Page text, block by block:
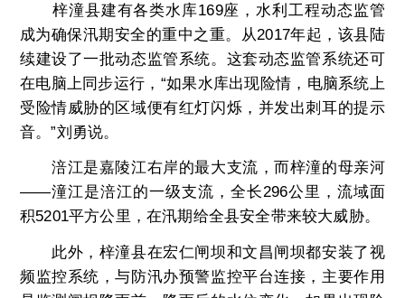
梓潼县建有各类水库169座，水利工程动态监管
成为确保汛期安全的重中之重。从2017年起，该县陆
续建设了一批动态监管系统。这套动态监管系统还可
在电脑上同步运行，“如果水库出现险情，电脑系统上
受险情威胁的区域便有红灯闪烁，并发出刺耳的提示
音。”刘勇说。
涪江是嘉陵江右岸的最大支流，而梓潼的母亲河
——潼江是涪江的一级支流，全长296公里，流域面
积5201平方公里，在汛期给全县安全带来较大威胁。
此外，梓潼县在宏仁闸坝和文昌闸坝都安装了视
频监控系统，与防汛办预警监控平台连接，主要作用